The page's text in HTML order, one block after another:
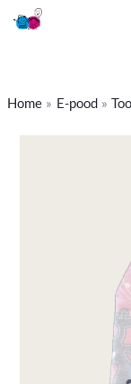
Skip
Home E-pood